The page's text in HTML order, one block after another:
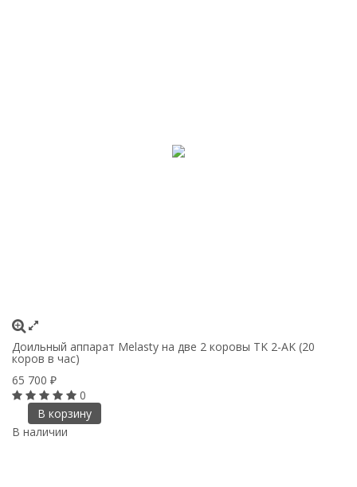
Доильный аппарат Melasty на две 2 коровы TK 2-AK (20
коров в час)
65 700 ₽
0
В корзину
В наличии